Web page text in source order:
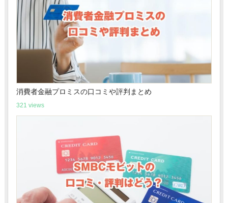
消費者金融プロミスの口コミや評判まとめ
321 views